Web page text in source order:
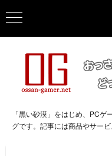
「黒い砂漠」をはじめ、PC
グです。記事には商品やサービ